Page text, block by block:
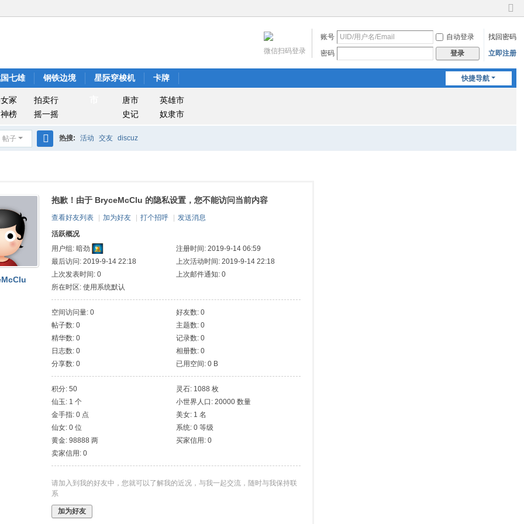
切
到
窄
账号 自动登录
找回密码
密码
登录 立即注册
微信扫码登录
快捷导航
七雄 钢铁边境 星际穿梭机 卡牌
冢
拍卖行
榜
摇一摇
唐市
英雄市
史记
奴隶市
帖子 热搜: 活动 交友 discuz
抱歉！由于 BryceMcClu 的隐私设置，您不能访问当前内容
查看好友列表 加为好友 打个招呼
发送消息
活跃概况
用户组: 暗劲
注册时间: 2019-9-14 06:59
最后访问: 2019-9-14 22:18
上次活动时间: 2019-9-14 22:18
上次发表时间: 0
上次邮件通知: 0
所在时区: 使用系统默认
空间访问量: 0
好友数: 0
帖子数: 0
主题数: 0
精华数: 0
记录数: 0
日志数: 0
相册数: 0
分享数: 0
已用空间: 0 B
积分: 50
灵石: 1088 枚
仙玉: 1 个
小世界人口: 20000 数量
金手指: 0 点
美女: 1 名
仙女: 0 位
系统: 0 等级
黄金: 98888 两
买家信用: 0
卖家信用: 0
请加入到我的好友中，您就可以了解我的近况，与我一起交流，随时与我保持联
系
加为好友